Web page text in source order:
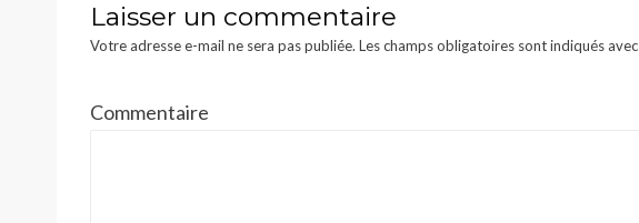
Laisser un commentaire
Votre adresse e-mail ne sera pas publiée. Les champs obligatoires sont indiqués avec
Commentaire